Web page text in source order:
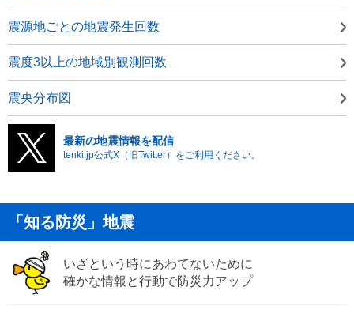
震源地ごとの地震発生回数
震度3以上の地域別観測回数
震央分布図
最新の地震情報を配信
tenki.jp公式X（旧Twitter）をご利用ください。
「知る防災」地震
いざという時にあわてないために
確かな情報と行動で防災力アップ